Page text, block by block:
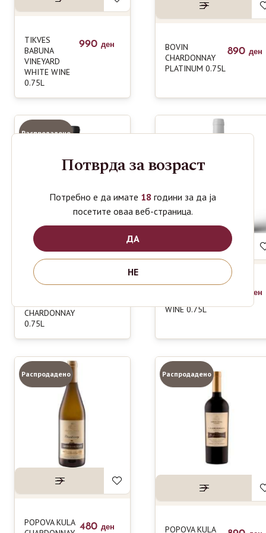
TIKVES
BABUNA
VINEYARD
WHITE WINE
0.75L
990 ден
BOVIN
CHARDONNAY
PLATINUM 0.75L
890 ден
Распродадено
LAZAR
CHARDONNAY
0.75L
1020ден
TIKVES BELA
WINE 0.75L
ден
Распродадено
POPOVA KULA 480 ден
Распродадено
POPOVA KULA
Потврда за возраст
Потребно е да имате 18 години за да ја
посетите оваа веб-страница.
ДА
НЕ